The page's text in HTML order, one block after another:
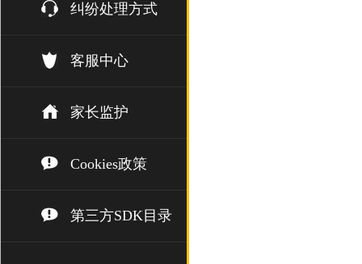
纠纷处理方式
客服中心
家长监护
Cookies政策
第三方SDK目录